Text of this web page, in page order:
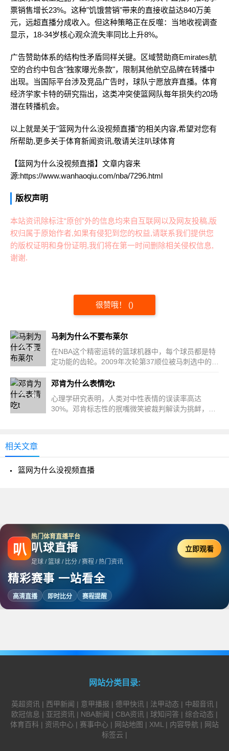
票销售增长23%。这种"饥饿营销"带来的直接收益达840万美
元，远超直播分成收入。但这种策略正在反噬：当地收视调查
显示，18-34岁核心观众流失率同比上升8%。
广告赞助体系的结构性矛盾同样关键。区域赞助商Emirates航
空的合约中包含"独家曝光条款"，限制其他航空品牌在转播中
出现。当国际平台涉及竞品广告时，球队宁愿放弃直播。体育
经济学家卡特的研究指出，这类冲突使篮网队每年损失约20场
潜在转播机会。
以上就是关于"篮网为什么没视频直播"的相关内容,希望对您有
所帮助,更多关于体育新闻资讯,敬请关注叭球体育
【篮网为什么没视频直播】文章内容来
源:https://www.wanhaoqiu.com/nba/7296.html
版权声明
本站资讯除标注“原创”外的信息均来自互联网以及网友投稿,版
权归属于原始作者,如果有侵犯到您的权益,请联系我们提供您
的版权证明和身份证明,我们将在第一时间删除相关侵权信息,
谢谢.
很赞哦！ ()
上一篇
马刺为什么不要布莱尔
在NBA这个精密运转的篮球机器中，每个球员都是特
定功能的齿轮。2009年次轮第37顺位被马刺选中的德
下一篇
邓肯为什么表情吃t
心理学研究表明，人类对中性表情的误读率高达
30%。邓肯标志性的抿嘴微笑被裁判解读为挑衅，实
相关文章
篮网为什么没视频直播
叭
热门体育直播平台
叭球直播
足球 / 篮球 / 比分 / 赛程 / 热门资讯
精彩赛事 一站看全
高清直播 即时比分 赛程提醒
立即观看
网站分类目录:
英超资讯 | 西甲新闻 | 意甲播报 | 德甲快讯 | 法甲动态 | 中超音讯 |
欧冠信息 | 亚冠资讯 | NBA新闻 | CBA资讯 | 球知问答 | 综合动态 |
体育百科 | 资讯中心 | 赛事中心 | 网站地图 | XML | 内容导航 | 网站
标签云 |